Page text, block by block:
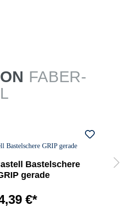
FABER-
Bastelschere
gerade
€*